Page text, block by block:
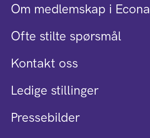
Om medlemskap i Econa
Ofte stilte spørsmål
Kontakt oss
Ledige stillinger
Pressebilder